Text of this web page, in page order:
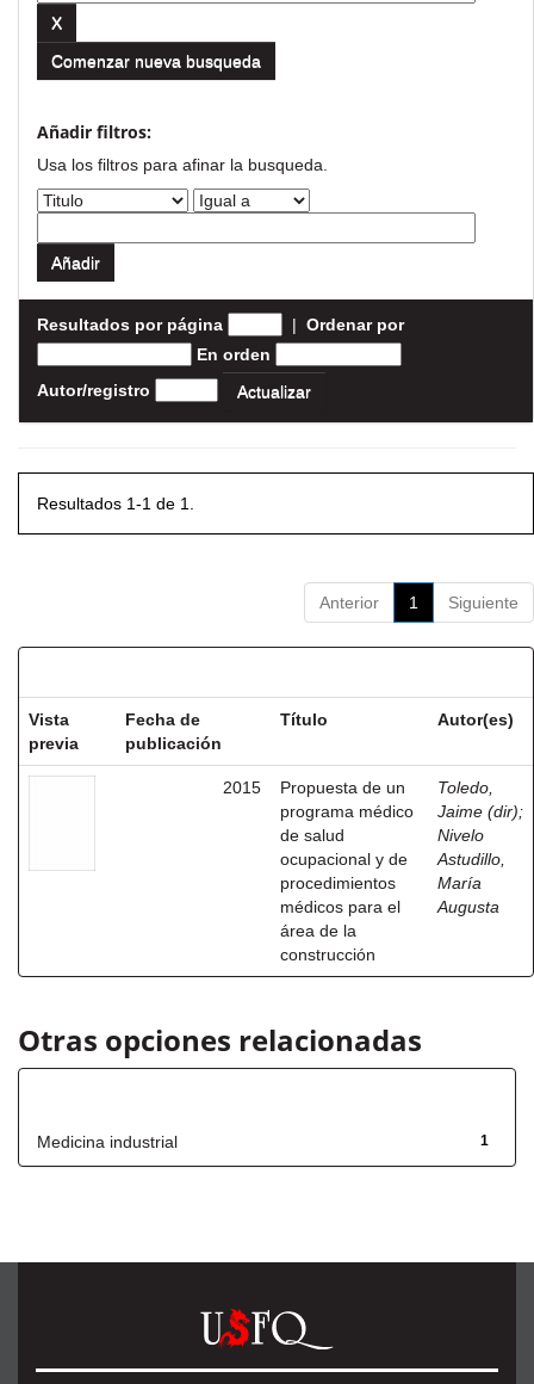
Comenzar nueva busqueda
Añadir filtros:
Usa los filtros para afinar la busqueda.
Resultados por página | Ordenar por
En orden
Autor/registro
Resultados 1-1 de 1.
Anterior 1 Siguiente
Vista
previa
Fecha de
publicación
Título Autor(es)
2015
Propuesta de un
programa médico
de salud
ocupacional y de
procedimientos
médicos para el
área de la
construcción
Toledo,
Jaime (dir);
Nivelo
Astudillo,
María
Augusta
Otras opciones relacionadas
1
Medicina industrial